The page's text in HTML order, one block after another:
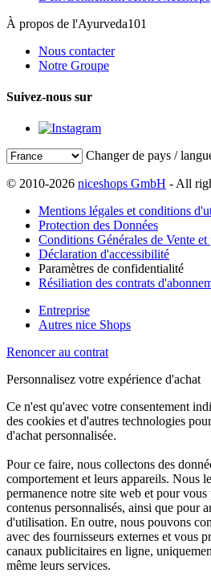
À propos de l'Ayurveda101
Nous contacter
Notre Groupe
Suivez-nous sur
Changer de pays /
© 2010-2026 niceshops GmbH - All
Mentions légales et conditions
Protection des Données
Conditions Générales de Vente
Déclaration d'accessibilité
Paramètres de confidentialité
Résiliation des contrats
Entreprise
Autres nice Shops
Renoncer au contrat
Personnalisez votre expérience d'achat
Ce n'est qu'avec votre consentement
des cookies et d'autres technologies
d'achat personnalisée.
Pour ce faire, nous collectons des
comportement et leurs appareils. Nous
permanence notre site web et pour
contenus personnalisés, ainsi que pour
d'utilisation. En outre, nous pouvons
avec des fournisseurs externes et vous
canaux publicitaires en ligne,
même leurs services.